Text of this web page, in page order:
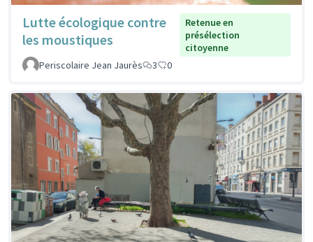
Lutte écologique contre
les moustiques
Retenue en
présélection
citoyenne
Periscolaire Jean Jaurès
3 0